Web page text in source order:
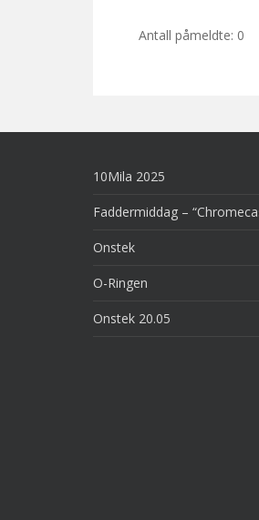
Antall påmeldte: 0
10Mila 2025
Faddermiddag –
Onstek
O-Ringen
Onstek 20.05